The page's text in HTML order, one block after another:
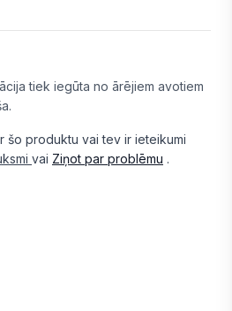
tiek iegūta no ārējiem avotiem
šo produktu vai tev ir ieteikumi
vai Ziņot par problēmu .